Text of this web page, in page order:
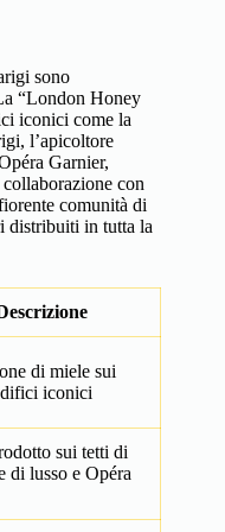
sono
“London Honey
iconici come la
l’apicoltore
Garnier,
con
comunità di
distribuiti in tutta la
di miele sui
iconici
sui tetti di
di lusso e Opéra